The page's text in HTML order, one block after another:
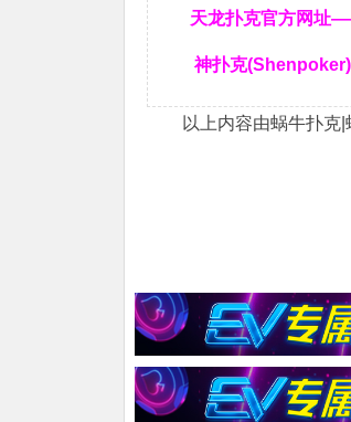
天龙扑克官方网址
神扑克
以上内容由蜗牛扑克|